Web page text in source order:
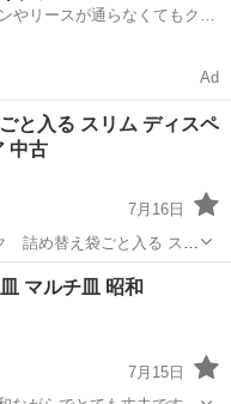
やリースが通らなくてもクル
Ad
と入る スリム ディスペ
中古
7月16日
用していましたが 使わなくなったのでお譲りします よろしくお願い...
ディスペンサー
カレー皿 マルチ皿 昭和
7月15日